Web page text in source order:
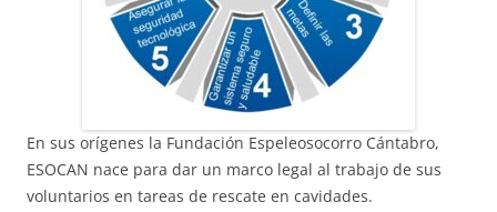
En sus orígenes la Fundación Espeleosocorro Cántabro,
ESOCAN nace para dar un marco legal al trabajo de sus
voluntarios en tareas de rescate en cavidades.